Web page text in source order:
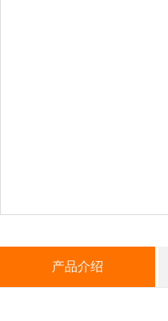
产品介绍